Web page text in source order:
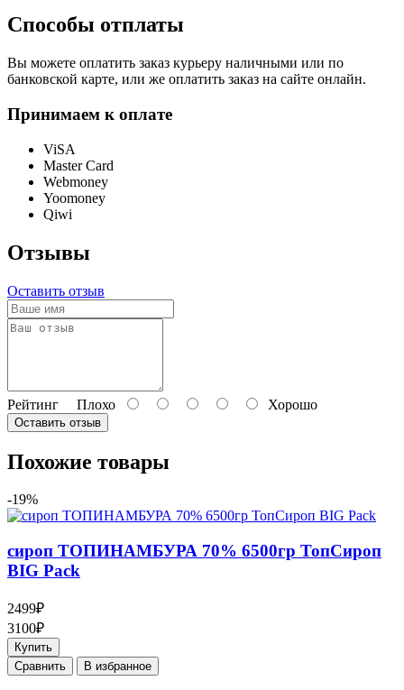
Способы отплаты
Вы можете оплатить заказ курьеру наличными или по
банковской карте, или же оплатить заказ на сайте онлайн.
Принимаем к оплате
ViSA
Master Card
Webmoney
Yoomoney
Qiwi
Отзывы
Оставить отзыв
Рейтинг Плохо Хорошо
Оставить отзыв
Похожие товары
-19%
сироп ТОПИНАМБУРА 70% 6500гр ТопСироп
BIG Pack
2499₽
3100₽
Купить
Cравнить
В избранное